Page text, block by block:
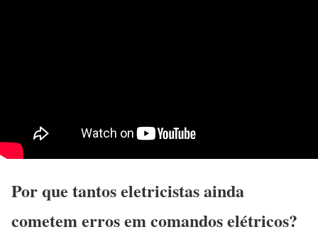
Por que tantos eletricistas ainda
cometem erros em comandos elétricos?